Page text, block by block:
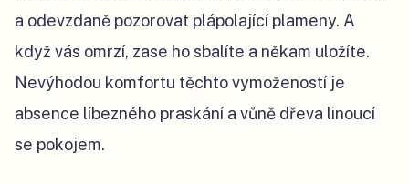
a odevzdaně pozorovat plápolající plameny. A
když vás omrzí, zase ho sbalíte a někam uložíte.
Nevýhodou komfortu těchto vymožeností je
absence líbezného praskání a vůně dřeva linoucí
se pokojem.